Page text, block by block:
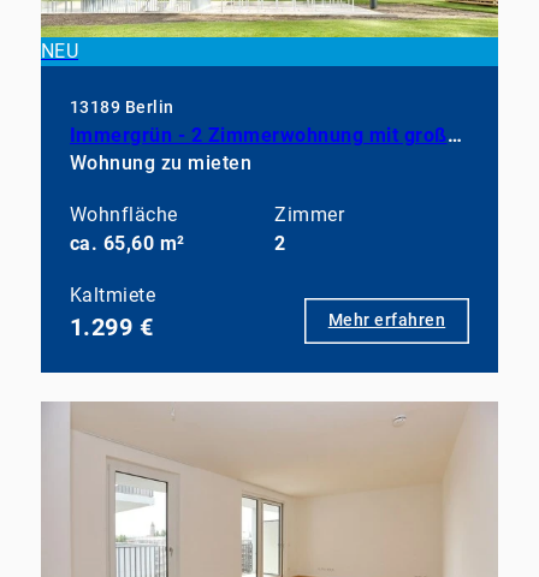
NEU
13189 Berlin
Immergrün - 2 Zimmerwohnung mit großem Balkon, EBK und Duschbad
Wohnung zu mieten
Wohnfläche
ca. 65,60 m²
Zimmer
2
Kaltmiete
1.299 € Mehr erfahren